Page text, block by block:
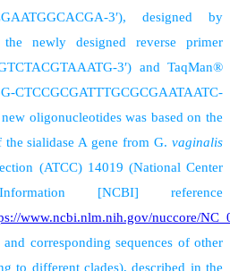
3′), designed by
newly designed reverse primer
3′) and TaqMan®
oligonucleotides was based on the
sialidase A gene from G. vaginalis
(ATCC) 14019 (National Center
[NCBI] reference
www.ncbi.nlm.nih.gov/nuccore/
corresponding sequences of other
to different clades), described in the